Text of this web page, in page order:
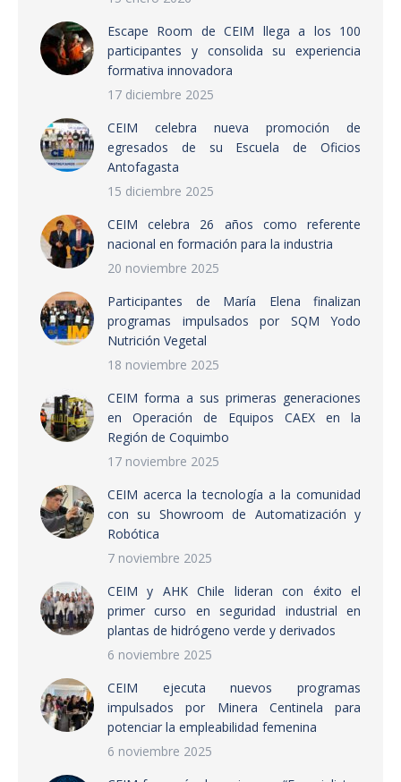
Escape Room de CEIM llega a los 100
participantes y consolida su experiencia
formativa innovadora
17 diciembre 2025
CEIM celebra nueva promoción de
egresados de su Escuela de Oficios
Antofagasta
15 diciembre 2025
CEIM celebra 26 años como referente
nacional en formación para la industria
20 noviembre 2025
Participantes de María Elena finalizan
programas impulsados por SQM Yodo
Nutrición Vegetal
18 noviembre 2025
CEIM forma a sus primeras generaciones
en Operación de Equipos CAEX en la
Región de Coquimbo
17 noviembre 2025
CEIM acerca la tecnología a la comunidad
con su Showroom de Automatización y
Robótica
7 noviembre 2025
CEIM y AHK Chile lideran con éxito el
primer curso en seguridad industrial en
plantas de hidrógeno verde y derivados
6 noviembre 2025
CEIM ejecuta nuevos programas
impulsados por Minera Centinela para
potenciar la empleabilidad femenina
6 noviembre 2025